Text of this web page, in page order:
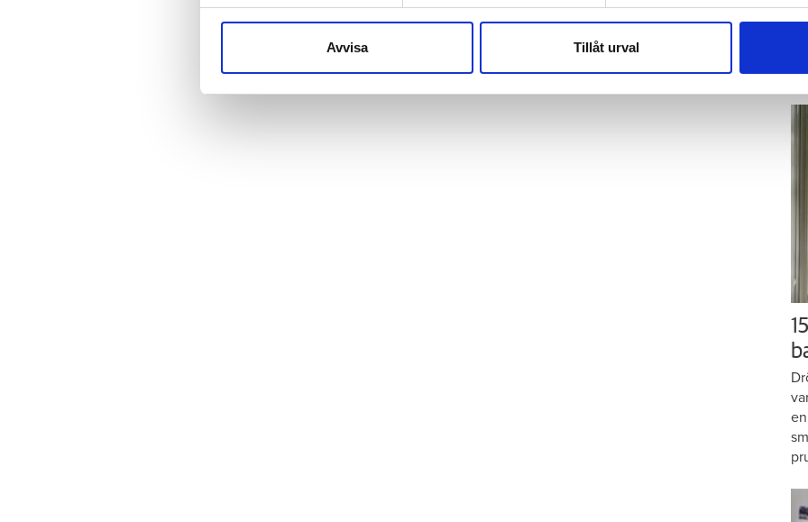
sociala medier och analysera vår trafik. Vi vidarebefordrar även sådana identifierare och
till de sociala medier och annons- och analysföretag som vi samarbetar med. Dessa kan i
Avvisa Tillåt urval